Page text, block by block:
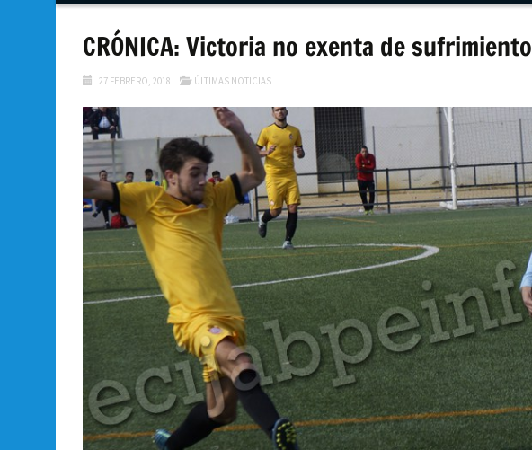
CRÓNICA: Victoria no exenta de sufrimiento
27 FEBRERO, 2018 ÚLTIMAS NOTICIAS